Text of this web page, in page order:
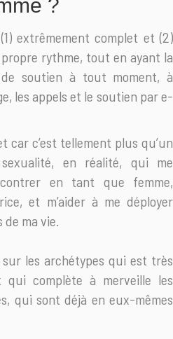
?
extrêmement complet et (2)
rythme, tout en ayant la
soutien à tout moment, à
les appels et le soutien par e-
car c’est tellement plus qu’un
en réalité, qui me
en tant que femme,
et m’aider à me déployer
ma vie.
les archétypes qui est très
complète à merveille les
qui sont déjà en eux-mêmes